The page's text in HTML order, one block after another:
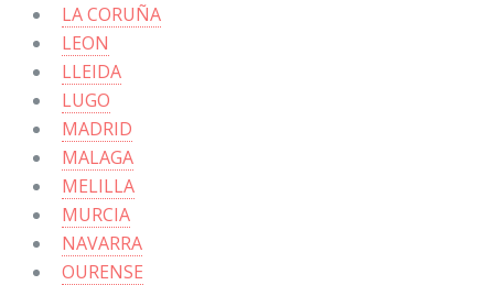
LA CORUÑA
LEON
LLEIDA
LUGO
MADRID
MALAGA
MELILLA
MURCIA
NAVARRA
OURENSE